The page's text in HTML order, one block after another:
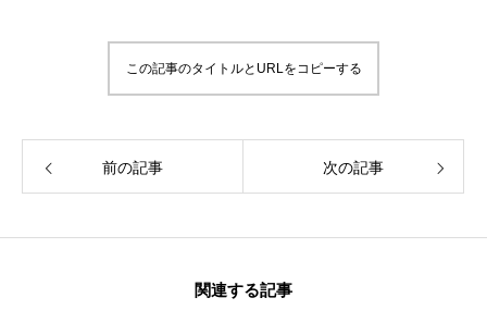
メディア掲載
この記事のタイトルとURLをコピーする
前の記事 次の記事
関連する記事